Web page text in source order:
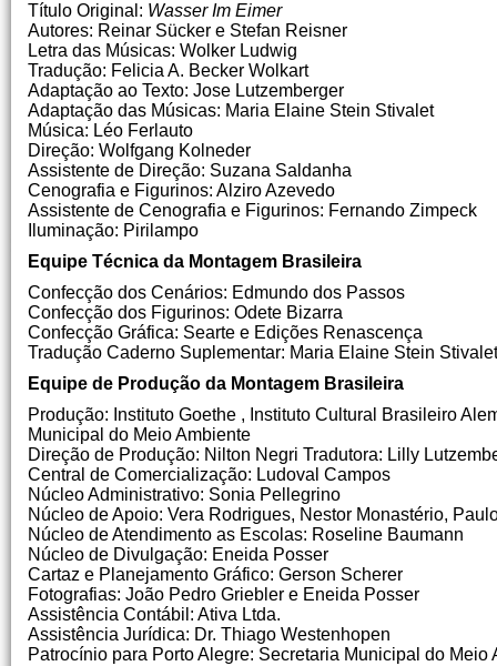
Título Original: Wasser Im Eimer
Autores: Reinar Sücker e Stefan Reisner
Letra das Músicas: Wolker Ludwig
Tradução: Felicia A. Becker Wolkart
Adaptação ao Texto: Jose Lutzemberger
Adaptação das Músicas: Maria Elaine Stein Stivalet
Música: Léo Ferlauto
Direção: Wolfgang Kolneder
Assistente de Direção: Suzana Saldanha
Cenografia e Figurinos: Alziro Azevedo
Assistente de Cenografia e Figurinos: Fernando Zimpeck
Iluminação: Pirilampo
Equipe Técnica da Montagem Brasileira
Confecção dos Cenários: Edmundo dos Passos
Confecção dos Figurinos: Odete Bizarra
Confecção Gráfica: Searte e Edições Renascença
Tradução Caderno Suplementar: Maria Elaine Stein Stivalet
Equipe de Produção da Montagem Brasileira
Produção: Instituto Goethe , Instituto Cultural Brasileiro­
Municipal do Meio Ambiente
Direção de Produção: Nilton Negri Tradutora: Lilly
Central de Comercialização: Ludoval Campos
Núcleo Administrativo: Sonia Pellegrino
Núcleo de Apoio: Vera Rodrigues, Nestor Monastério,
Núcleo de Atendimento as Escolas: Roseline Baumann
Núcleo de Divulgação: Eneida Posser
Cartaz e Planejamento Gráfico: Gerson Scherer
Fotografias: João Pedro Griebler e Eneida Posser
Assistência Contábil: Ativa Ltda.
Assistência Jurídica: Dr. Thiago Westenhopen
Patrocínio para Porto Alegre: Secretaria Municipal do Meio